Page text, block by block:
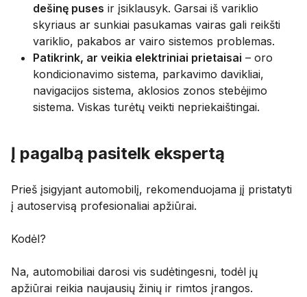
dešinę puses ir įsiklausyk. Garsai iš variklio
skyriaus ar sunkiai pasukamas vairas gali reikšti
variklio, pakabos ar vairo sistemos problemas.
Patikrink, ar veikia elektriniai prietaisai – oro
kondicionavimo sistema, parkavimo davikliai,
navigacijos sistema, aklosios zonos stebėjimo
sistema. Viskas turėtų veikti nepriekaištingai.
Į pagalbą pasitelk ekspertą
Prieš įsigyjant automobilį, rekomenduojama jį pristatyti
į autoservisą profesionaliai apžiūrai.
Kodėl?
Na, automobiliai darosi vis sudėtingesni, todėl jų
apžiūrai reikia naujausių žinių ir rimtos įrangos.